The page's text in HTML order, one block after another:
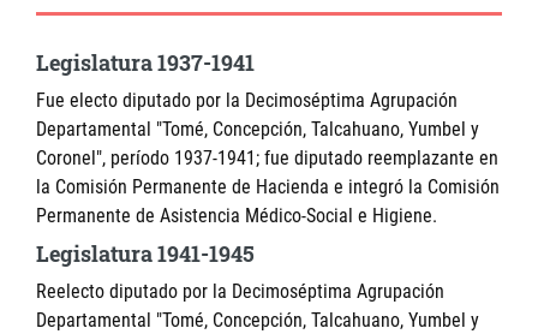
Legislatura 1937-1941
Fue electo diputado por la Decimoséptima Agrupación
Departamental "Tomé, Concepción, Talcahuano, Yumbel y
Coronel", período 1937-1941; fue diputado reemplazante en
la Comisión Permanente de Hacienda e integró la Comisión
Permanente de Asistencia Médico-Social e Higiene.
Legislatura 1941-1945
Reelecto diputado por la Decimoséptima Agrupación
Departamental "Tomé, Concepción, Talcahuano, Yumbel y